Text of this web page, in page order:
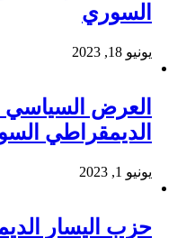
السوري
يونيو 18, 2023
العرض السياسي
الديمقراطي
يونيو 1, 2023
حزب اليسار